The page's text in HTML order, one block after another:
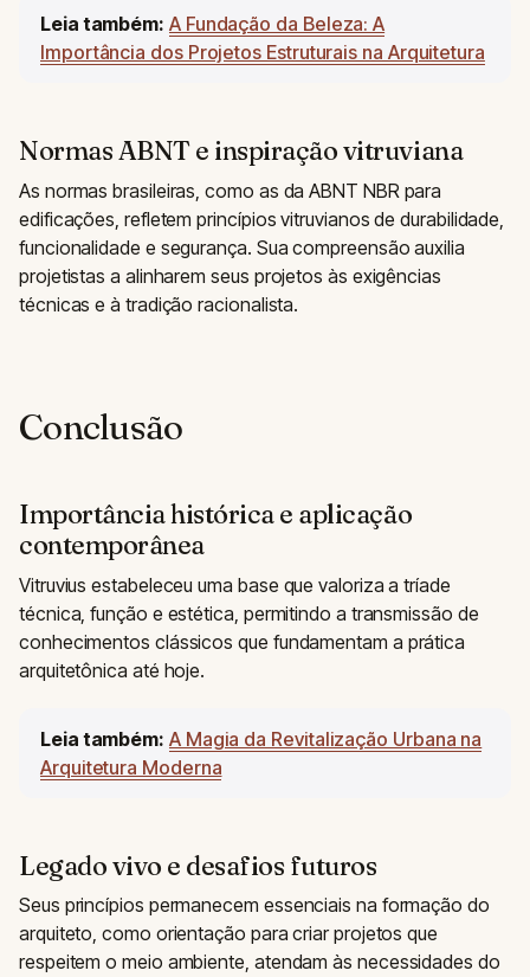
Leia também: A Fundação da Beleza: A
Importância dos Projetos Estruturais na Arquitetura
Normas ABNT e inspiração vitruviana
As normas brasileiras, como as da ABNT NBR para
edificações, refletem princípios vitruvianos de durabilidade,
funcionalidade e segurança. Sua compreensão auxilia
projetistas a alinharem seus projetos às exigências
técnicas e à tradição racionalista.
Conclusão
Importância histórica e aplicação
contemporânea
Vitruvius estabeleceu uma base que valoriza a tríade
técnica, função e estética, permitindo a transmissão de
conhecimentos clássicos que fundamentam a prática
arquitetônica até hoje.
Leia também: A Magia da Revitalização Urbana na
Arquitetura Moderna
Legado vivo e desafios futuros
Seus princípios permanecem essenciais na formação do
arquiteto, como orientação para criar projetos que
respeitem o meio ambiente, atendam às necessidades do